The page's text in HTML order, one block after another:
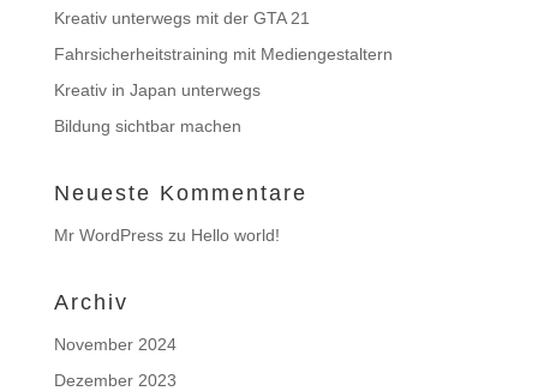
Kreativ unterwegs mit der GTA 21
Fahrsicherheitstraining mit Mediengestaltern
Kreativ in Japan unterwegs
Bildung sichtbar machen
Neueste Kommentare
Mr WordPresszu Hello world!
Archiv
November 2024
Dezember 2023